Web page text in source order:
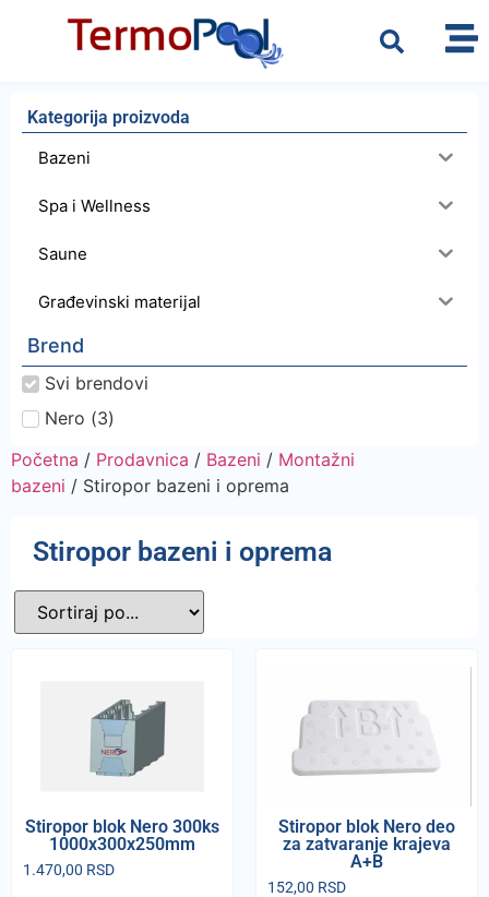
Kategorija proizvoda
Bazeni
Spa i Wellness
Saune
Građevinski materijal
Brend
Svi brendovi
Nero (3)
Početna / Prodavnica / Bazeni / Montažni
bazeni / Stiropor bazeni i oprema
Stiropor bazeni i oprema
Stiropor blok Nero 300ks
1000x300x250mm
1.470,00 RSD
Stiropor blok Nero deo
za zatvaranje krajeva
A+B
152,00 RSD